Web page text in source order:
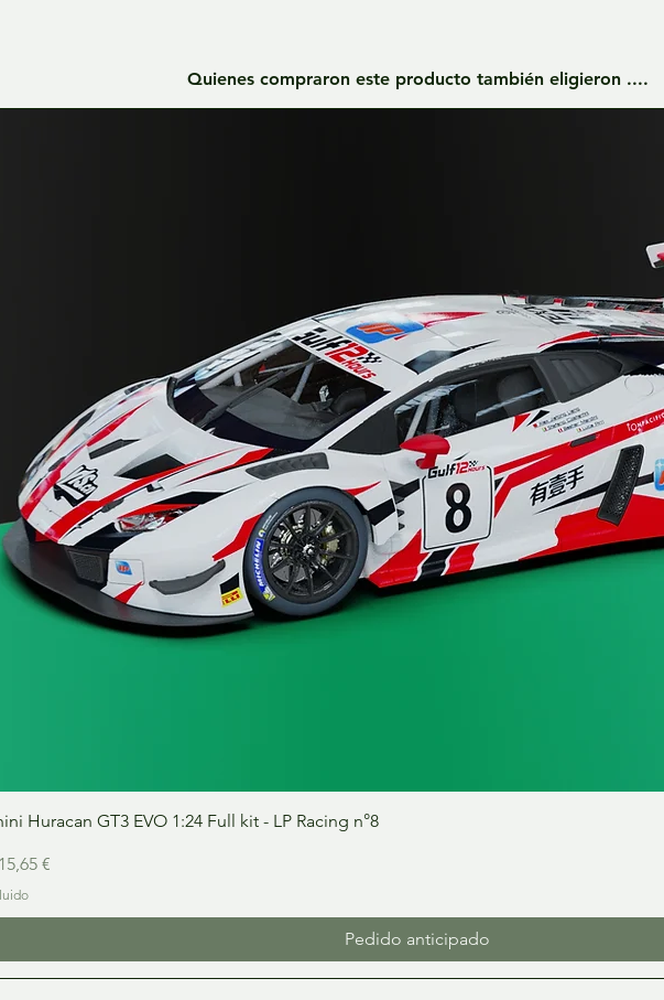
Quienes compraron este producto también eligieron ....
Vista rápida
Huracan GT3 EVO 1:24 Full kit - LP Racing n°8
de oferta
€
Pedido anticipado